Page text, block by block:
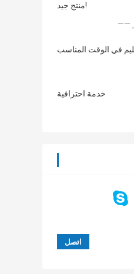
منتج جيد!
خدمة احترافية